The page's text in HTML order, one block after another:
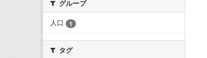
グループ
人口
1
タグ